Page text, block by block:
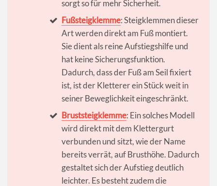
sorgt so für mehr Sicherheit.
Fußsteigklemme: Steigklemmen dieser
Art werden direkt am Fuß montiert.
Sie dient als reine Aufstiegshilfe und
hat keine Sicherungsfunktion.
Dadurch, dass der Fuß am Seil fixiert
ist, ist der Kletterer ein Stück weit in
seiner Beweglichkeit eingeschränkt.
Bruststeigklemme: Ein solches Modell
wird direkt mit dem Klettergurt
verbunden und sitzt, wie der Name
bereits verrät, auf Brusthöhe. Dadurch
gestaltet sich der Aufstieg deutlich
leichter. Es besteht zudem die